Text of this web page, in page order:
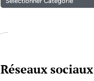
Réseaux sociaux